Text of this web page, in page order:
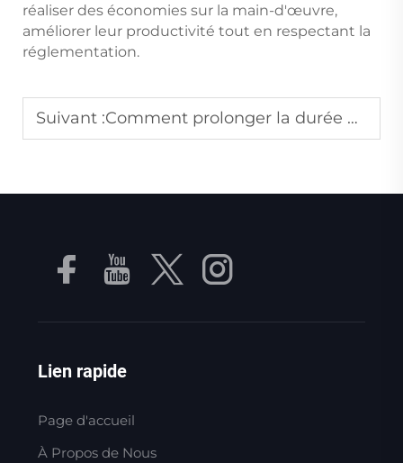
réaliser des économies sur la main-d'œuvre,
améliorer leur productivité tout en respectant la
réglementation.
Suivant :Comment prolonger la durée de service des compresseurs industriels dans des environnements de travail humides ?
Lien rapide
Page d'accueil
À Propos de Nous